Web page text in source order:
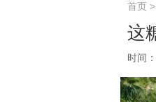
首页 >
这
时间